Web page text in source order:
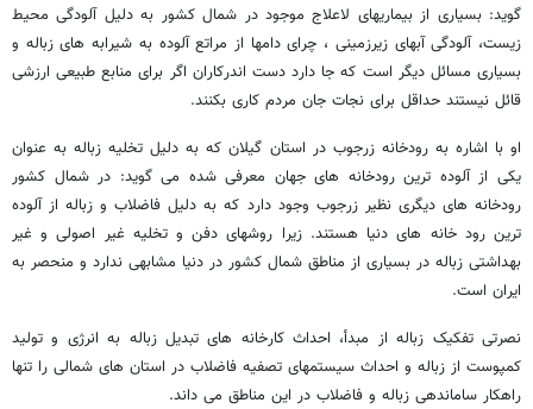
گوید: بسیاری از بیماریهای لاعلاج موجود در شمال کشور به دلیل آلودگی محیط
زیست، آلودگی آبهای زیرزمینی ، چرای دامها از مراتع آلوده به شیرابه های زباله و
بسیاری مسائل دیگر است که جا دارد دست اندرکاران اگر برای منابع طبیعی ارزشی
قائل نیستند حداقل برای نجات جان مردم کاری بکنند.
او با اشاره به رودخانه زرجوب در استان گیلان که به دلیل تخلیه زباله به عنوان
یکی از آلوده ترین رودخانه های جهان معرفی شده می گوید: در شمال کشور
رودخانه های دیگری نظیر زرجوب وجود دارد که به دلیل فاضلاب و زباله از آلوده
ترین رود خانه های دنیا هستند. زیرا روشهای دفن و تخلیه غیر اصولی و غیر
بهداشتی زباله در بسیاری از مناطق شمال کشور در دنیا مشابهی ندارد و منحصر به
ایران است.
نصرتی تفکیک زباله از مبدأ، احداث کارخانه های تبدیل زباله به انرژی و تولید
کمپوست از زباله و احداث سیستمهای تصفیه فاضلاب در استان های شمالی را تنها
راهکار ساماندهی زباله و فاضلاب در این مناطق می داند.